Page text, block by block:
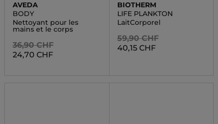
AVEDA
BODY
Nettoyant pour les
mains et le corps
36,90 CHF
24,70 CHF
BIOTHERM
LIFE PLANKTON
LaitCorporel
59,90 CHF
40,15 CHF